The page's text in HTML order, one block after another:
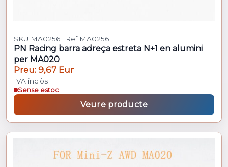
SKU MA0256 · Ref MA0256
PN Racing barra adreça estreta N+1 en alumini
per MA020
Preu: 9,67 Eur
IVA inclòs
Sense estoc
Veure producte